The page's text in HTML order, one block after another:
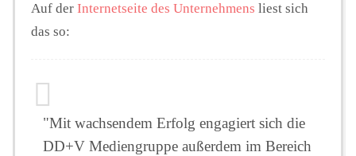
Auf der Internetseite des Unternehmens liest sich
das so:
"Mit wachsendem Erfolg engagiert sich die
DD+V Mediengruppe außerdem im Bereich